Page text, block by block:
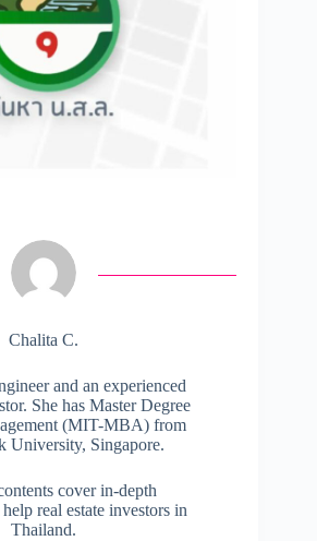
Chalita C.
and an experienced
She has Master Degree
(MIT-MBA) from
University, Singapore.
cover in-depth
real estate investors in
Thailand.